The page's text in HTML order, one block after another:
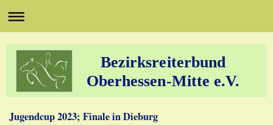
Bezirksreiterbund
Oberhessen-Mitte e.V.
Jugendcup 2023; Finale in Dieburg